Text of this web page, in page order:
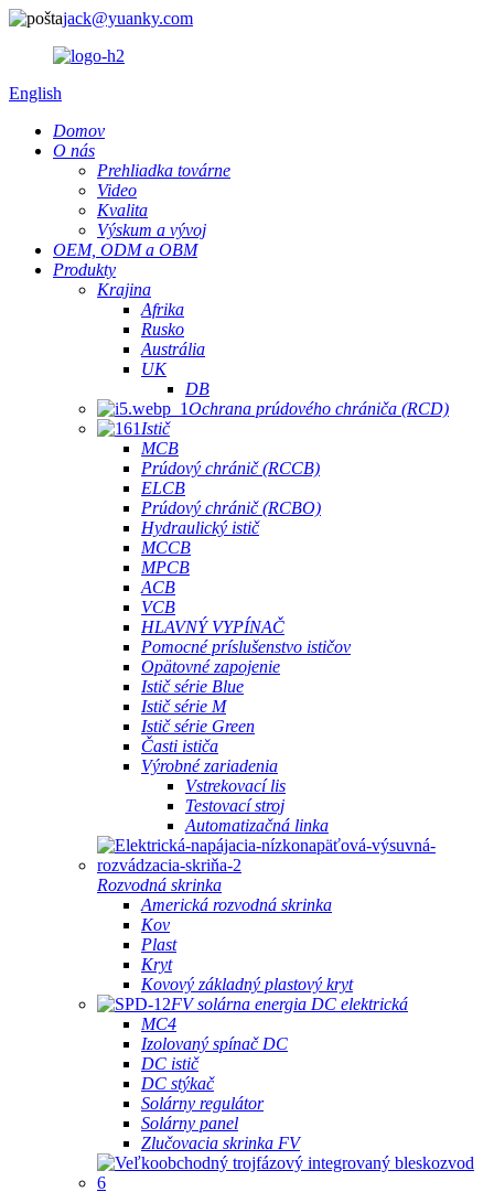
jack@yuanky.com
English
Domov
O nás
Prehliadka továrne
Video
Kvalita
Výskum a vývoj
OEM, ODM a OBM
Produkty
Krajina
Afrika
Rusko
Austrália
UK
DB
Ochrana prúdového chrániča (RCD)
Istič
MCB
Prúdový chránič (RCCB)
ELCB
Prúdový chránič (RCBO)
Hydraulický istič
MCCB
MPCB
ACB
VCB
HLAVNÝ VYPÍNAČ
Pomocné príslušenstvo ističov
Opätovné zapojenie
Istič série Blue
Istič série M
Istič série Green
Časti ističa
Výrobné zariadenia
Vstrekovací lis
Testovací stroj
Automatizačná linka
Rozvodná skrinka
Americká rozvodná skrinka
Kov
Plast
Kryt
Kovový základný plastový kryt
FV solárna energia DC elektrická
MC4
Izolovaný spínač DC
DC istič
DC stýkač
Solárny regulátor
Solárny panel
Zlučovacia skrinka FV